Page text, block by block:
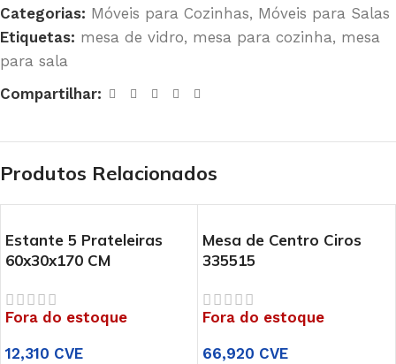
Categorias: Móveis para Cozinhas, Móveis para Salas
Etiquetas: mesa de vidro, mesa para cozinha, mesa
para sala
Compartilhar:
Produtos Relacionados
Estante 5 Prateleiras
60x30x170 CM
Fora do estoque
12,310 CVE
Mesa de Centro Ciros
335515
Fora do estoque
66,920 CVE